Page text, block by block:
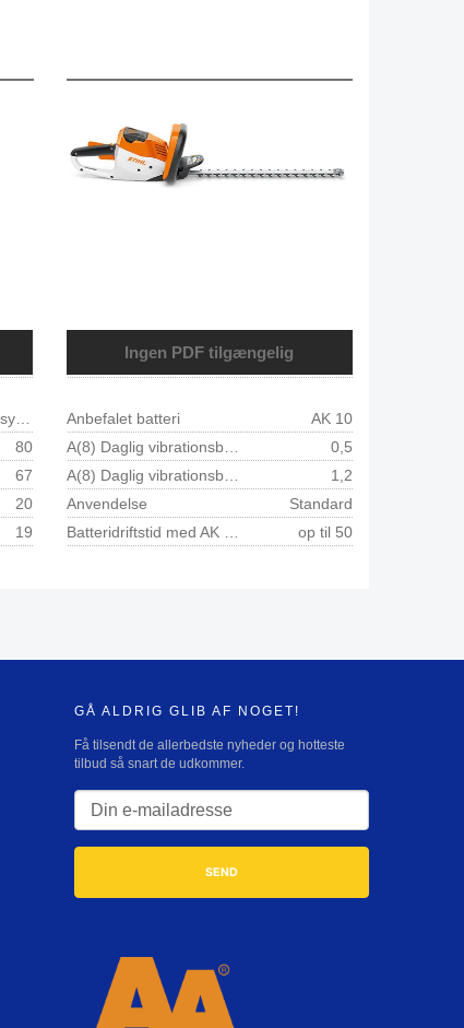
80
67
20
19
Ingen PDF tilgængelig
Anbefalet batteri
AK 10
A(8) Daglig vibrationsbelastning 1 højre m/s²
0,5
A(8) Daglig vibrationsbelastning 1 venstre m/s²
1,2
Anvendelse
Standard
op til 50
GÅ ALDRIG GLIB AF NOGET!
Få tilsendt de allerbedste nyheder og hotteste
tilbud så snart de udkommer.